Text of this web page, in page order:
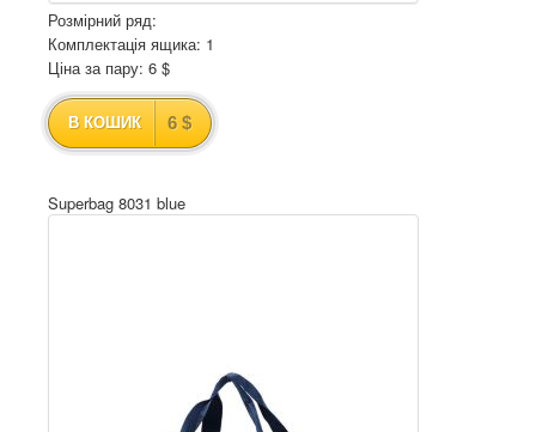
Розмірний ряд:
Комплектація ящика: 1
Ціна за пару: 6 $
В КОШИК 6 $
Superbag 8031 blue